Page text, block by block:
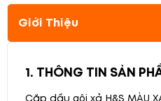
Giới Thiệu
1. THÔNG TIN SẢN
Cặp dầu gội xả H&S MÀU